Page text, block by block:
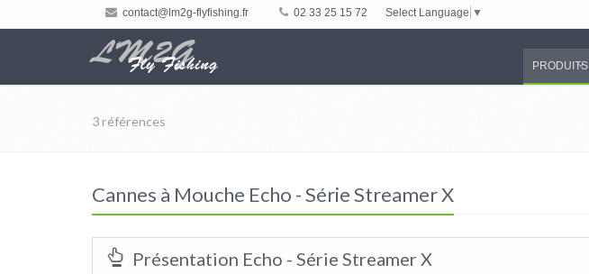
contact@lm2g-flyfishing.fr 02 33 25 15 72 Select Language ▼
PRODUITS
3 références
Cannes à Mouche Echo - Série Streamer X
Présentation Echo - Série Streamer X